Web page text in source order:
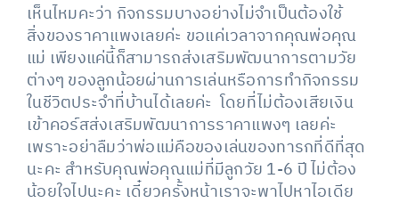
เห็นไหมคะว่า กิจกรรมบางอย่างไม่จำเป็นต้องใช้
สิ่งของราคาแพงเลยค่ะ ขอแค่เวลาจากคุณพ่อคุณ
แม่ เพียงแค่นี้ก็สามารถส่งเสริมพัฒนาการตามวัย
ต่างๆ ของลูกน้อยผ่านการเล่นหรือการทำกิจกรรม
ในชีวิตประจำที่บ้านได้เลยค่ะ โดยที่ไม่ต้องเสียเงิน
เข้าคอร์สส่งเสริมพัฒนาการราคาแพงๆ เลยค่ะ
เพราะอย่าลืมว่าพ่อแม่คือของเล่นของทารกที่ดีที่สุด
นะคะ สำหรับคุณพ่อคุณแม่ที่มีลูกวัย 1-6 ปี ไม่ต้อง
น้อยใจไปนะคะ เดี๋ยวครั้งหน้าเราจะพาไปหาไอเดีย